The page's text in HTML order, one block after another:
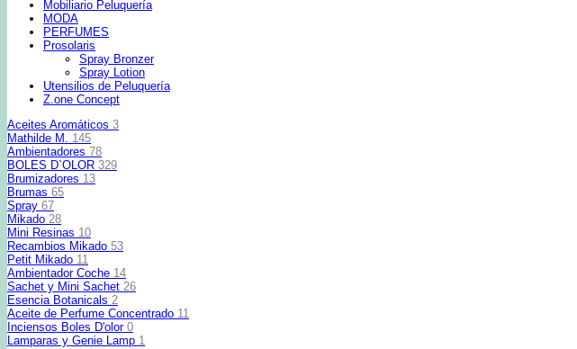
Mobiliario Peluquería
MODA
PERFUMES
Prosolaris
Spray Bronzer
Spray Lotion
Utensilios de Peluquería
Z.one Concept
Aceites Aromáticos 3
Mathilde M. 145
Ambientadores 78
BOLES D`OLOR 329
Brumizadores 13
Brumas 65
Spray 67
Mikado 28
Mini Resinas 10
Recambios Mikado 53
Petit Mikado 11
Ambientador Coche 14
Sachet y Mini Sachet 26
Esencia Botanicals 2
Aceite de Perfume Concentrado 11
Inciensos Boles D'olor 0
Lamparas y Genie Lamp 1